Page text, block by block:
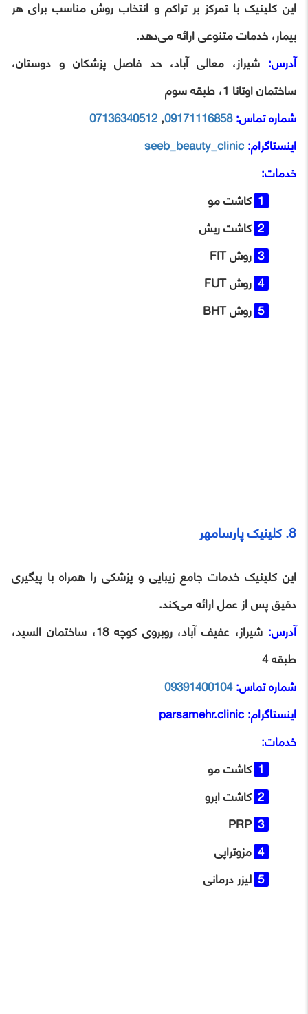
این کلینیک با تمرکز بر تراکم و انتخاب روش مناسب برای هر
بیمار، خدمات متنوعی ارائه می‌دهد.
آدرس: شیراز، معالی آباد، حد فاصل پزشکان و دوستان،
ساختمان اوتانا 1، طبقه سوم
شماره تماس:09171116858
,
07136340512
اینستاگرام:seeb_beauty_clinic
خدمات:
کاشت مو
کاشت ریش
روش FIT
روش FUT
روش BHT
8. کلینیک پارسامهر
این کلینیک خدمات جامع زیبایی و پزشکی را همراه با پیگیری
دقیق پس از عمل ارائه می‌کند.
آدرس:
شیراز، عفیف آباد، روبروی کوچه 18، ساختمان السید،
طبقه 4
شماره تماس:09391400104
اینستاگرام:parsamehr.clinic
خدمات:
کاشت مو
کاشت ابرو
PRP
مزوتراپی
لیزر درمانی